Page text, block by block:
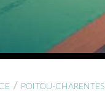
/ POITOU-CHARENTES